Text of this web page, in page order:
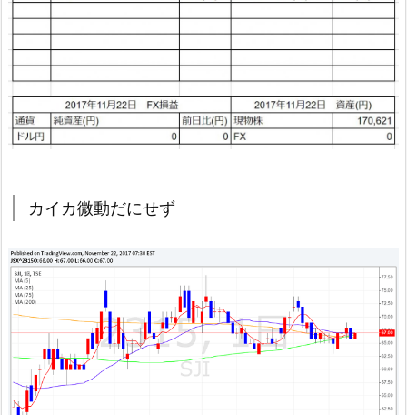
カイカ微動だにせず